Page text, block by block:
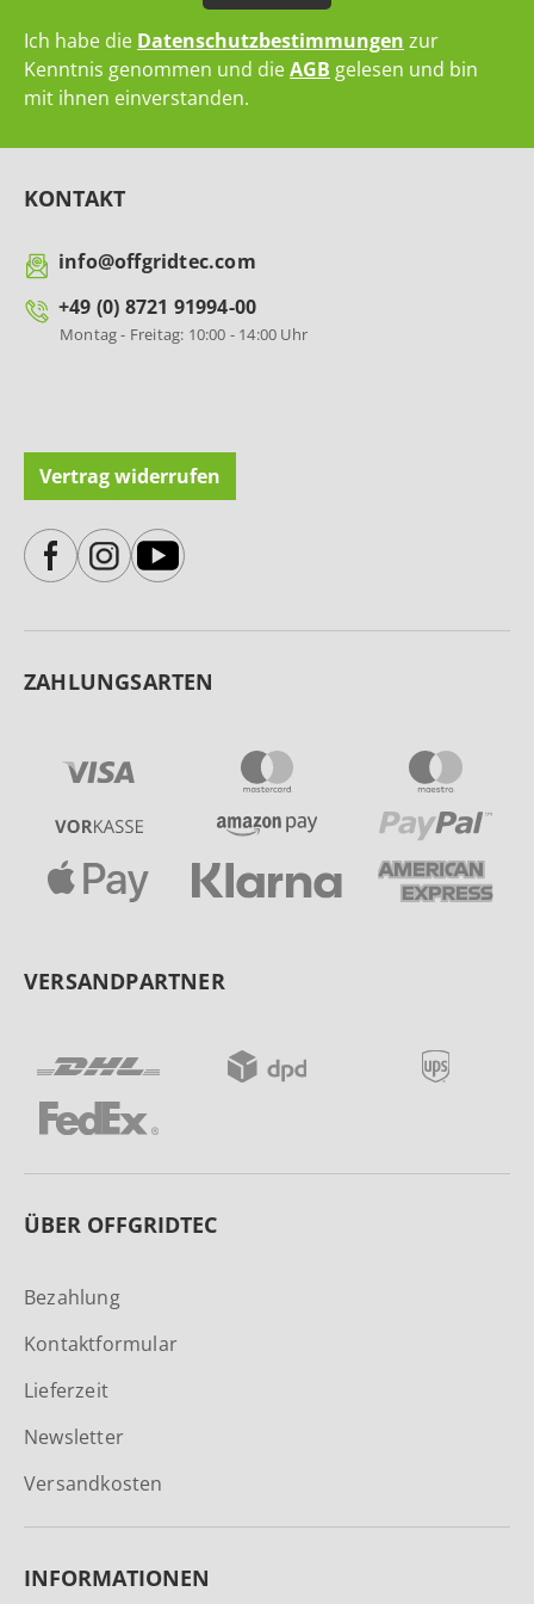
Ich habe die Datenschutzbestimmungen zur
Kenntnis genommen und dieAGB gelesen und bin
mit ihnen einverstanden.
KONTAKT
info@offgridtec.com
+49 (0) 8721 91994-00
Montag - Freitag: 10:00 - 14:00 Uhr
Vertrag widerrufen
ZAHLUNGSARTEN
VERSANDPARTNER
ÜBER OFFGRIDTEC
Bezahlung
Kontaktformular
Lieferzeit
Newsletter
Versandkosten
INFORMATIONEN